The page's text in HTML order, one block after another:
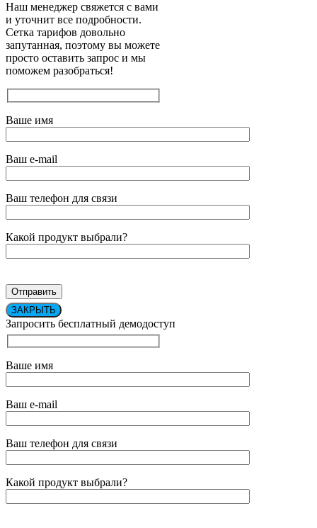
Наш менеджер свяжется с вами
и уточнит все подробности.
Сетка тарифов довольно
запутанная, поэтому вы можете
просто оставить запрос и мы
поможем разобраться!
Ваше имя
Ваш e-mail
Ваш телефон для связи
Какой продукт выбрали?
ЗАКРЫТЬ
Запросить бесплатный демодоступ
Ваше имя
Ваш e-mail
Ваш телефон для связи
Какой продукт выбрали?